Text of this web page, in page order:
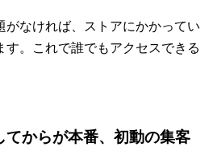
がなければ、ストアにかかってい
す。これで誰でもアクセスできる
からが本番、初動の集客